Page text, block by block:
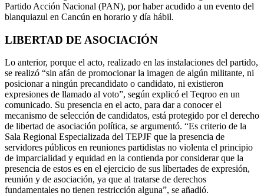
Partido Acción Nacional (PAN), por haber acudido a un evento del
blanquiazul en Cancún en horario y día hábil.
LIBERTAD DE ASOCIACIÓN
Lo anterior, porque el acto, realizado en las instalaciones del partido,
se realizó “sin afán de promocionar la imagen de algún militante, ni
posicionar a ningún precandidato o candidato, ni existieron
expresiones de llamado al voto”, según explicó el Teqroo en un
comunicado. Su presencia en el acto, para dar a conocer el
mecanismo de selección de candidatos, está protegido por el derecho
de libertad de asociación política, se argumentó. “Es criterio de la
Sala Regional Especializada del TEPJF que la presencia de
servidores públicos en reuniones partidistas no violenta el principio
de imparcialidad y equidad en la contienda por considerar que la
presencia de estos es en el ejercicio de sus libertades de expresión,
reunión y de asociación, ya que al tratarse de derechos
fundamentales no tienen restricción alguna”, se añadió.